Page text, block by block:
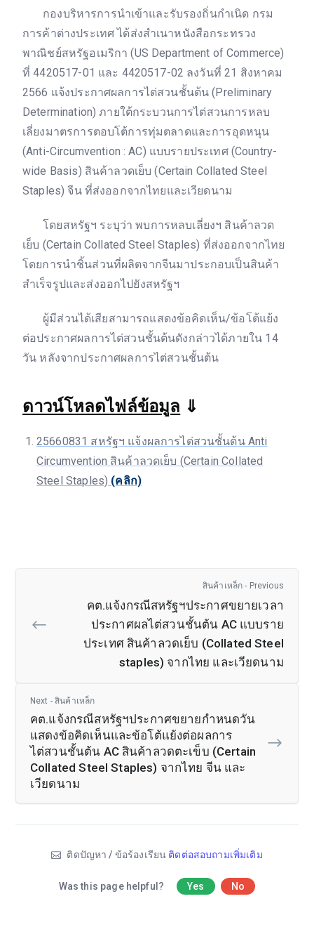
กองบริหารการนำเข้าและรับรองถิ่นกำเนิด กรม
การค้าต่างประเทศ ได้ส่งสำเนาหนังสือกระทรวง
พาณิชย์สหรัฐอเมริกา (US Department of Commerce)
ที่ 4420517-01 และ 4420517-02 ลงวันที่ 21 สิงหาคม
2566 แจ้งประกาศผลการไต่สวนชั้นต้น (Preliminary
Determination) ภายใต้กระบวนการไต่สวนการหลบ
เลี่ยงมาตรการตอบโต้การทุ่มตลาดและการอุดหนุน
(Anti-Circumvention : AC) แบบรายประเทศ (Country-
wide Basis) สินค้าลวดเย็บ (Certain Collated Steel
Staples) จีน ที่ส่งออกจากไทยและเวียดนาม
โดยสหรัฐฯ ระบุว่า พบการหลบเลี่ยงฯ สินค้าลวด
เย็บ (Certain Collated Steel Staples) ที่ส่งออกจากไทย
โดยการนำชิ้นส่วนที่ผลิตจากจีนมาประกอบเป็นสินค้า
สำเร็จรูปและส่งออกไปยังสหรัฐฯ
ผู้มีส่วนได้เสียสามารถแสดงข้อคิดเห็น/ข้อโต้แย้ง
ต่อประกาศผลการไต่สวนชั้นต้นดังกล่าวได้ภายใน 14
วัน หลังจากประกาศผลการไต่สวนชั้นต้น
ดาวน์โหลดไฟล์ข้อมูล ⇓
25660831 สหรัฐฯ แจ้งผลการไต่สวนชั้นต้น Anti
Circumvention สินค้าลวดเย็บ (Certain Collated
Steel Staples) (คลิก)
สินค้าเหล็ก - Previous
คต.แจ้งกรณีสหรัฐฯประกาศขยายเวลา
ประกาศผลไต่สวนชั้นต้น AC แบบราย
ประเทศ สินค้าลวดเย็บ (Collated Steel
staples) จากไทย และเวียดนาม
Next - สินค้าเหล็ก
คต.แจ้งกรณีสหรัฐฯประกาศขยายกำหนดวัน
แสดงข้อคิดเห็นและข้อโต้แย้งต่อผลการ
ไต่สวนชั้นต้น AC สินค้าลวดตะเข็บ (Certain
Collated Steel Staples) จากไทย จีน และ
เวียดนาม
ติดปัญหา / ข้อร้องเรียน ติดต่อสอบถามเพิ่มเติม
Was this page helpful? Yes No